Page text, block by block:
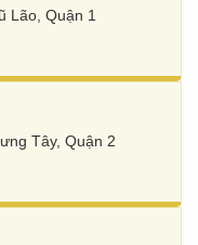
Lão, Quận 1
Tây, Quận 2